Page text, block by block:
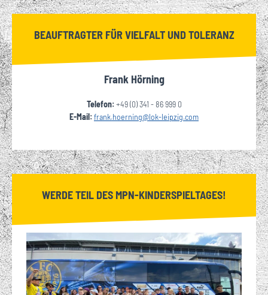
BEAUFTRAGTER FÜR VIELFALT UND TOLERANZ
Frank Hörning
Telefon:+49 (0) 341 - 86 999 0
E-Mail:frank.hoerning@lok-leipzig.com
WERDE TEIL DES MPN-KINDERSPIELTAGES!